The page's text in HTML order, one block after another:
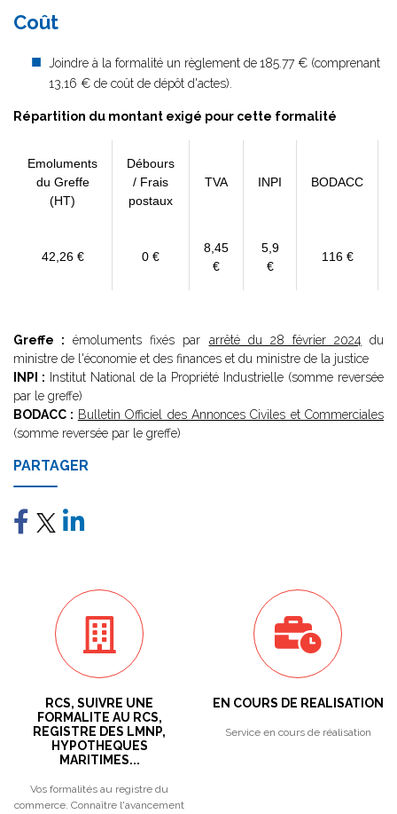
Coût
Joindre à la formalité un règlement de185.77 € (comprenant
13,16 € de coût de dépôt d'actes).
Répartition du montant exigé pour cette formalité
Emoluments
du Greffe
(HT)
Débours
/ Frais
postaux
TVA INPI BODACC
42,26 € 0 €
8,45
€
5,9
€
116 €
Greffe : émoluments fixés par arrêté du 28 février 2024 du
ministre de l'économie et des finances et du ministre de la justice
INPI : Institut National de la Propriété Industrielle (somme reversée
par le greffe)
BODACC : Bulletin Officiel des Annonces Civiles et Commerciales
(somme reversée par le greffe)
PARTAGER
RCS, SUIVRE UNE
FORMALITE AU RCS,
REGISTRE DES LMNP,
HYPOTHEQUES
MARITIMES...
Vos formalités au registre du
commerce. Connaître l'avancement
EN COURS DE REALISATION
Service en cours de réalisation